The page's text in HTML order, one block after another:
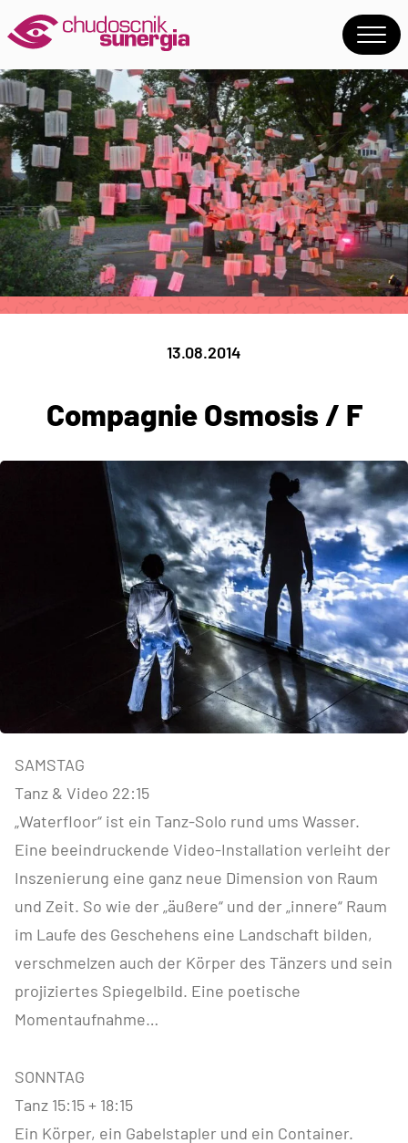
13.08.2014
Compagnie Osmosis / F
SAMSTAG
Tanz & Video 22:15
„Waterfloor“ ist ein Tanz-Solo rund ums Wasser.
Eine beeindruckende Video-Installation verleiht der
Inszenierung eine ganz neue Dimension von Raum
und Zeit. So wie der „äußere“ und der „innere“ Raum
im Laufe des Geschehens eine Landschaft bilden,
verschmelzen auch der Körper des Tänzers und sein
projiziertes Spiegelbild. Eine poetische
Momentaufnahme…
SONNTAG
Tanz 15:15 + 18:15
Ein Körper, ein Gabelstapler und ein Container.